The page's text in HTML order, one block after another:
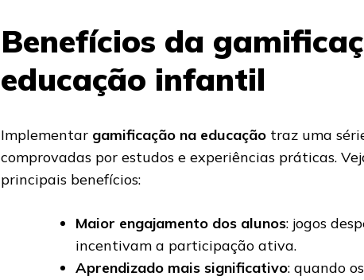
Benefícios da
educação infantil
Implementar gamificação na educação traz uma
comprovadas por estudos e experiências práticas.
principais benefícios:
Maior engajamento dos alunos: jogos
incentivam a participação ativa.
Aprendizado mais significativo: quando